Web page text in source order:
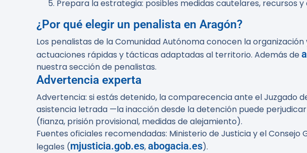
Prepara la estrategia: posibles medidas cautelares, recursos
¿Por qué elegir un penalista en Aragón?
Los penalistas de la Comunidad Autónoma conocen la
actuaciones rápidas y tácticas adaptadas al territorio. Además de
nuestra sección de penalistas.
Advertencia experta
Advertencia: si estás detenido, la comparecencia ante el Juzgado
asistencia letrada —la inacción desde la detención puede
(fianza, prisión provisional, medidas de alejamiento).
Fuentes oficiales recomendadas: Ministerio de Justicia y el
legales (mjusticia.gob.es,abogacia.es).